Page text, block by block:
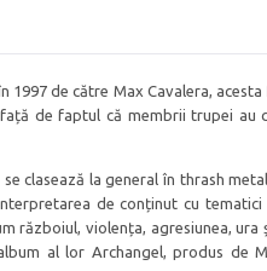
de către Max Cavalera,
de faptul că membrii trupei au
clasează la general în thrash
de conținut cu
războiul, violența, agresiunea,
al lor Archangel, produs de